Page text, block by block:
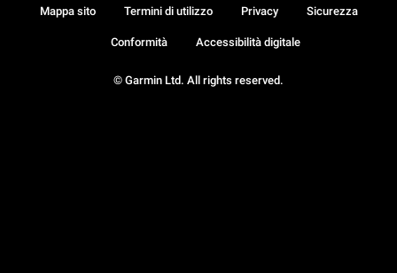
© Garmin Ltd. All rights reserved.
Mappa sito Termini di utilizzo Privacy Sicurezza
Conformità Accessibilità digitale